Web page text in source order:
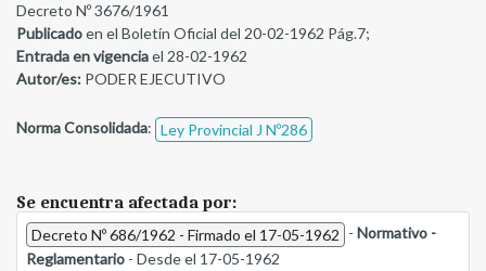
Decreto Nº 3676/1961
Publicadoen el Boletín Oficial del 20-02-1962 Pág.7;
Entrada en vigenciael 28-02-1962
Autor/es: PODER EJECUTIVO
Norma Consolidada: Ley Provincial J Nº286
Se encuentra afectada por:
Decreto Nº 686/1962 - Firmado el 17-05-1962 - Normativo -
Reglamentario - Desde el 17-05-1962